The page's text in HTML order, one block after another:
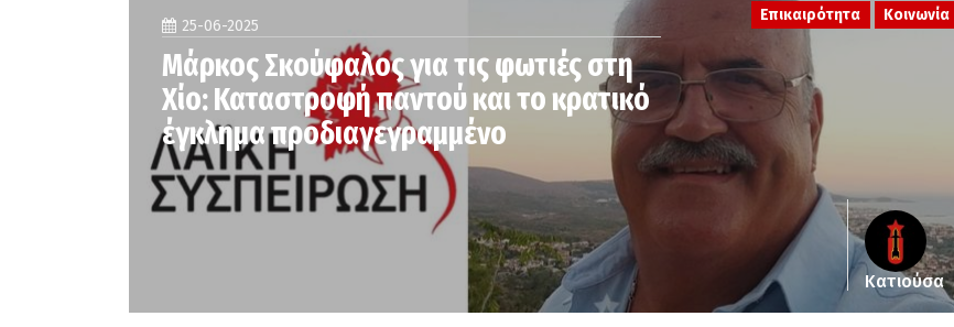
Επικαιρότητα Κοινωνία
25-06-2025
Μάρκος Σκούφαλος για τις φωτιές στη
Χίο: Καταστροφή παντού και το κρατικό
έγκλημα προδιαγεγραμμένο
Κατιούσα